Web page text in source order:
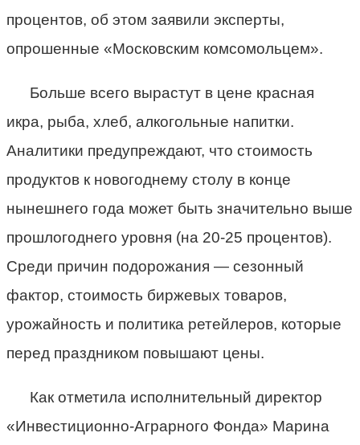
процентов, об этом заявили эксперты,
опрошенные «Московским комсомольцем».
Больше всего вырастут в цене красная
икра, рыба, хлеб, алкогольные напитки.
Аналитики предупреждают, что стоимость
продуктов к новогоднему столу в конце
нынешнего года может быть значительно выше
прошлогоднего уровня (на 20-25 процентов).
Среди причин подорожания — сезонный
фактор, стоимость биржевых товаров,
урожайность и политика ретейлеров, которые
перед праздником повышают цены.
Как отметила исполнительный директор
«Инвестиционно-Аграрного Фонда» Марина